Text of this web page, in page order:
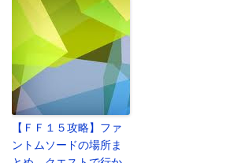
【ＦＦ１５攻略】ファ
ントムソードの場所ま